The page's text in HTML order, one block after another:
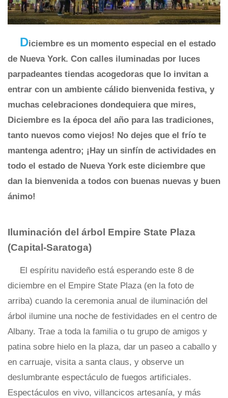
Diciembre es un momento especial en el estado
de Nueva York. Con calles iluminadas por luces
parpadeantes tiendas acogedoras que lo invitan a
entrar con un ambiente cálido bienvenida festiva, y
muchas celebraciones dondequiera que mires,
Diciembre es la época del año para las tradiciones,
tanto nuevos como viejos! No dejes que el frío te
mantenga adentro; ¡Hay un sinfín de actividades en
todo el estado de Nueva York este diciembre que
dan la bienvenida a todos con buenas nuevas y buen
ánimo!
Iluminación del árbol Empire State Plaza
(Capital-Saratoga)
El espíritu navideño está esperando este 8 de
diciembre en el Empire State Plaza (en la foto de
arriba) cuando la ceremonia anual de iluminación del
árbol ilumine una noche de festividades en el centro de
Albany. Trae a toda la familia o tu grupo de amigos y
patina sobre hielo en la plaza, dar un paseo a caballo y
en carruaje, visita a santa claus, y observe un
deslumbrante espectáculo de fuegos artificiales.
Espectáculos en vivo, villancicos artesanía, y más